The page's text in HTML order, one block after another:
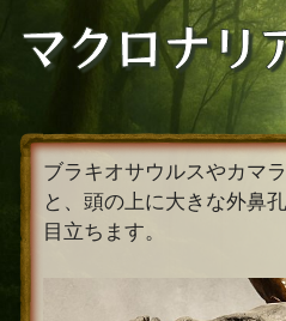
マクロナリ
ブラキオサウルスやカマ
と、頭の上に大きな外鼻
目立ちます。